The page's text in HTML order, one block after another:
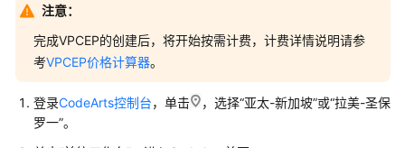
说
快
入
门
注意：
完成VPCEP的创建后，将开始按需计费，计费详情说明请参
考VPCEP价格计算器。
登录CodeArts控制台，单击 ，选择“亚太-新加坡”或“拉美-圣保
罗一”。